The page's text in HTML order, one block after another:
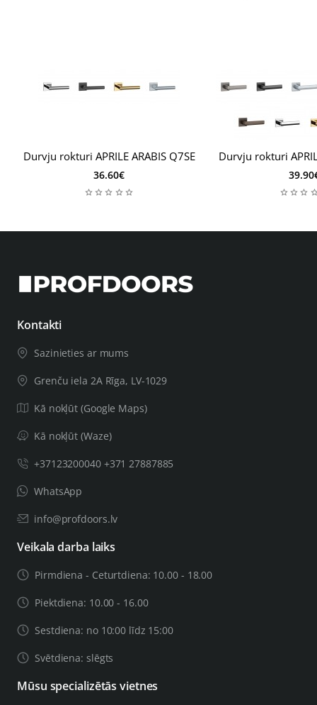
Durvju rokturi APRILE ARABIS Q7SE
36.60€
Durvju rokturi
Kontakti
Sazinieties ar mums
Grenču iela 2A Rīga, LV-1029
Kā nokļūt (Google Maps)
Kā nokļūt (Waze)
+37123200040 +371 27887885
WhatsApp
info@profdoors.lv
Veikala darba laiks
Pirmdiena - Ceturtdiena: 10.00 - 18.00
Piektdiena: 10.00 - 16.00
Sestdiena: no 10:00 līdz 15:00
Svētdiena: slēgts
Mūsu specializētās vietnes